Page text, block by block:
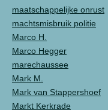
maatschappelijke onrust
machtsmisbruik politie
Marco H.
Marco Hegger
marechaussee
Mark M.
Mark van Stappershoef
Markt Kerkrade